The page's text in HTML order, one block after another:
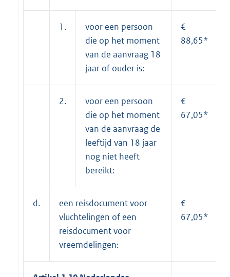
1.
voor een persoon
die op het moment
van de aanvraag 18
jaar of ouder is:
€
88,65*
2.
voor een persoon
die op het moment
van de aanvraag de
leeftijd van 18 jaar
nog niet heeft
bereikt:
€
67,05*
d.
een reisdocument voor
vluchtelingen of een
reisdocument voor
vreemdelingen:
€
67,05*